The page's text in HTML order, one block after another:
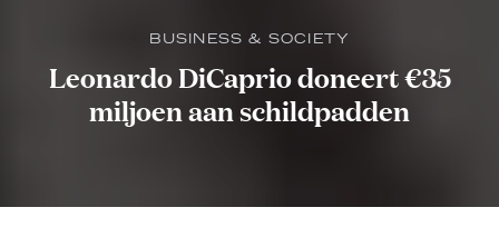
BUSINESS & SOCIETY
Leonardo DiCaprio doneert €35
miljoen aan schildpadden